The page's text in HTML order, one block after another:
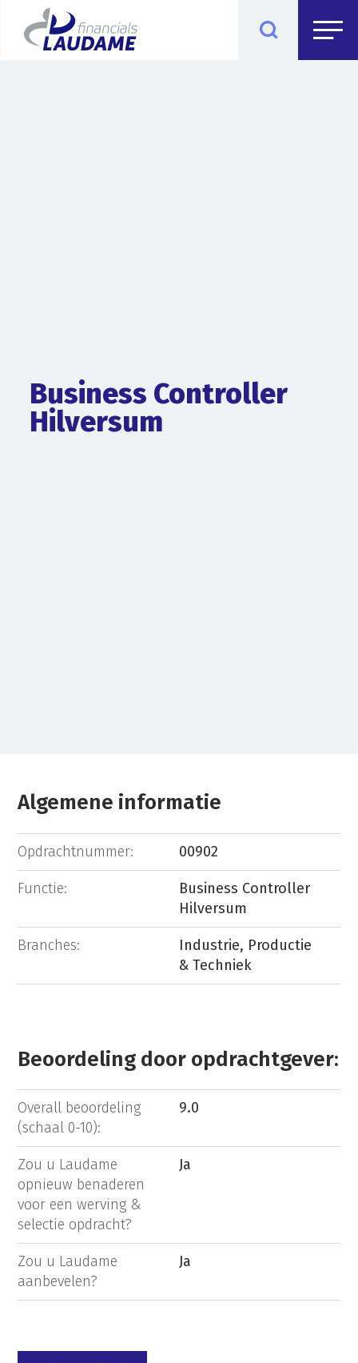
Business Controller
Hilversum
Algemene informatie
Opdrachtnummer: 00902
Functie:
Business Controller
Hilversum
Branches:
Industrie, Productie
& Techniek
Beoordeling door opdrachtgever:
Overall beoordeling
(schaal 0-10):
9.0
Zou u Laudame
opnieuw benaderen
voor een werving &
selectie opdracht?
Ja
Zou u Laudame
aanbevelen?
Ja